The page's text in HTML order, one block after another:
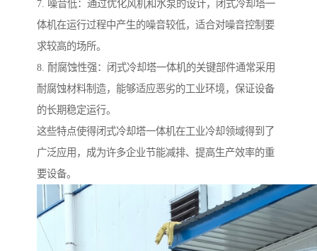
7. 噪音低：通过优化风机和水泵的设计，闭式冷却塔一
体机在运行过程中产生的噪音较低，适合对噪音控制要
求较高的场所。
8. 耐腐蚀性强：闭式冷却塔一体机的关键部件通常采用
耐腐蚀材料制造，能够适应恶劣的工业环境，保证设备
的长期稳定运行。
这些特点使得闭式冷却塔一体机在工业冷却领域得到了
广泛应用，成为许多企业节能减排、提高生产效率的重
要设备。